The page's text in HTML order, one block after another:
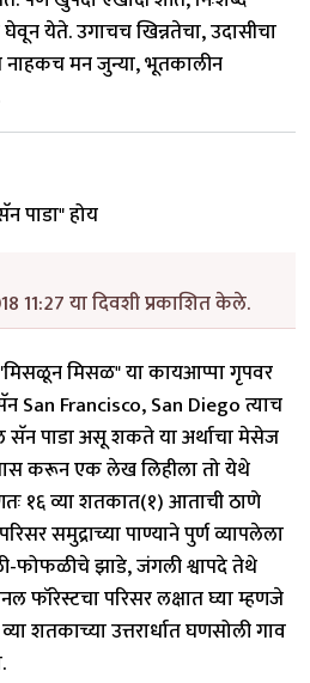
येते. उगाचच खिन्नतेचा, उदासीचा
मन जुन्या, भूतकालीन
पाडा" होय
11:27 या दिवशी प्रकाशित केले.
"मिसळून मिसळ" या कायआप्पा गृपवर
San Francisco, San Diego त्याच
सॅन पाडा असू शकते या अर्थाचा मेसेज
करून एक लेख लिहीला तो येथे
१६ व्या शतकात(१) आताची ठाणे
समुद्राच्या पाण्याने पुर्ण व्यापलेला
फोफळीचे झाडे, जंगली श्वापदे तेथे
फॉरेस्टचा परिसर लक्षात घ्या म्हणजे
शतकाच्या उत्तरार्धात घणसोली गाव